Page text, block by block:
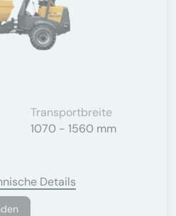
Transportbreite
1070 - 1560 mm
Details